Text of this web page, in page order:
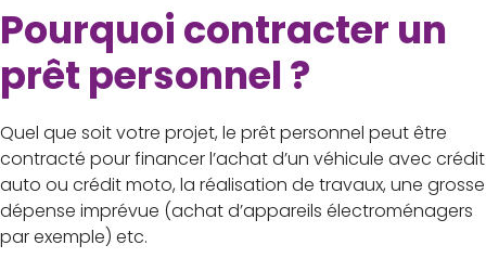
Pourquoi contracter un
prêt personnel ?
Quel que soit votre projet, le prêt personnel peut être
contracté pour financer l’achat d’un véhicule avec crédit
auto ou crédit moto, la réalisation de travaux, une grosse
dépense imprévue (achat d’appareils électroménagers
par exemple) etc.